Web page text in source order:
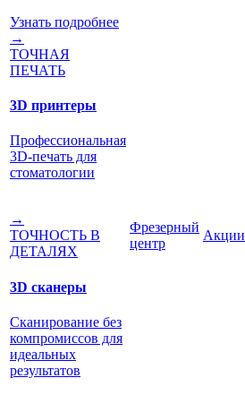
Узнать подробнее
→
ТОЧНАЯ
ПЕЧАТЬ
3D принтеры
Профессиональная
3D-печать для
стоматологии
→
ТОЧНОСТЬ В
ДЕТАЛЯХ
3D сканеры
Сканирование без
компромиссов для
идеальных
результатов
Фрезерный
центр
Акции